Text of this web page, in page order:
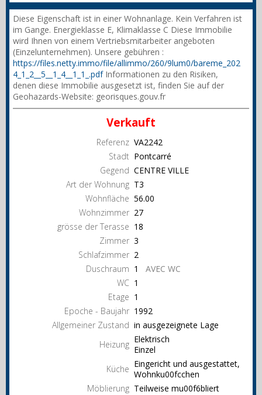
Diese Eigenschaft ist in einer Wohnanlage. Kein Verfahren ist
im Gange. Energieklasse E, Klimaklasse C Diese Immobilie
wird Ihnen von einem Vertriebsmitarbeiter angeboten
(Einzelunternehmen). Unsere gebühren :
https://files.netty.immo/file/allimmo/260/9lum0/bareme_202
4_1_2__5__1_4__1_1_.pdfInformationen zu den Risiken,
denen diese Immobilie ausgesetzt ist, finden Sie auf der
Geohazards-Website: georisques.gouv.fr
Verkauft
Referenz VA2242
Stadt Pontcarré
Gegend CENTRE VILLE
Art der Wohnung T3
Wohnfläche 56.00
Wohnzimmer 27
grösse der Terasse 18
Zimmer 3
Schlafzimmer 2
Duschraum 1 AVEC WC
WC 1
Etage 1
Epoche - Baujahr 1992
Allgemeiner Zustand in ausgezeignete Lage
Heizung Elektrisch
Einzel
Küche Eingericht und ausgestattet,
Wohnku00fcchen
Möblierung Teilweise mu00f6bliert